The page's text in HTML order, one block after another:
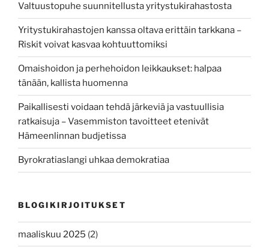
Valtuustopuhe suunnitellusta yritystukirahastosta
Yritystukirahastojen kanssa oltava erittäin tarkkana –
Riskit voivat kasvaa kohtuuttomiksi
Omaishoidon ja perhehoidon leikkaukset: halpaa
tänään, kallista huomenna
Paikallisesti voidaan tehdä järkeviä ja vastuullisia
ratkaisuja – Vasemmiston tavoitteet etenivät
Hämeenlinnan budjetissa
Byrokratiaslangi uhkaa demokratiaa
BLOGIKIRJOITUKSET
maaliskuu 2025 (2)